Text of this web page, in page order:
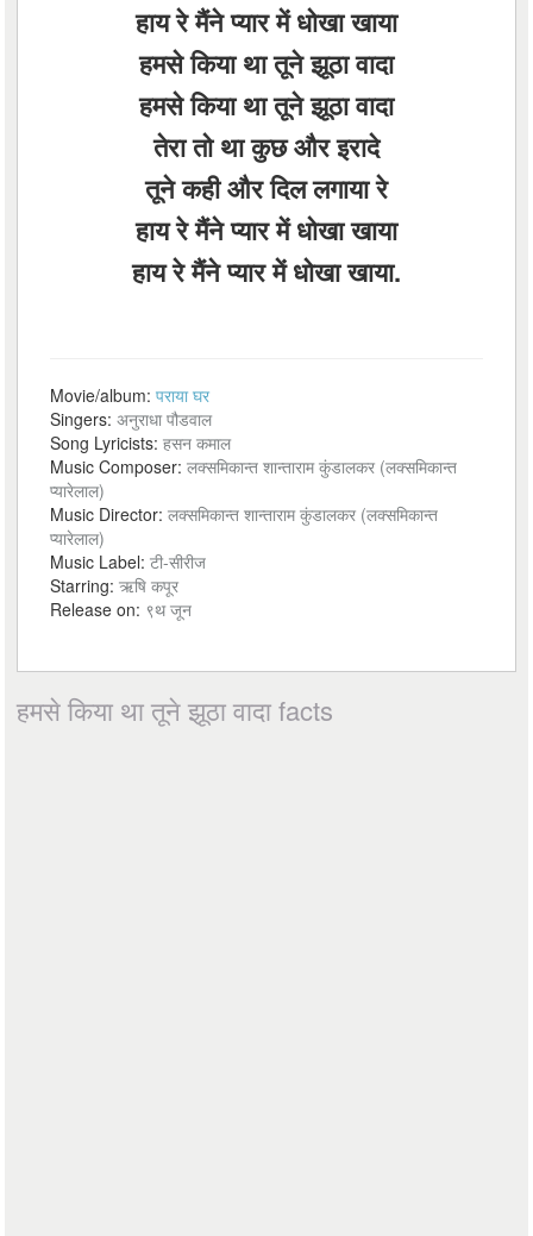
हाय रे मैंने प्यार में धोखा खाया
हमसे किया था तूने झूठा वादा
हमसे किया था तूने झूठा वादा
तेरा तो था कुछ और इरादे
तूने कही और दिल लगाया रे
हाय रे मैंने प्यार में धोखा खाया
हाय रे मैंने प्यार में धोखा खाया.
Movie/album:पराया घर
Singers:अनुराधा पौडवाल
Song Lyricists:हसन कमाल
Music Composer:लक्समिकान्त शान्ताराम कुंडालकर (लक्समिकान्त
प्यारेलाल)
Music Director:लक्समिकान्त शान्ताराम कुंडालकर (लक्समिकान्त
प्यारेलाल)
Music Label:टी-सीरीज
Starring:ऋषि कपूर
Release on: ९थ जून
हमसे किया था तूने झूठा वादा facts